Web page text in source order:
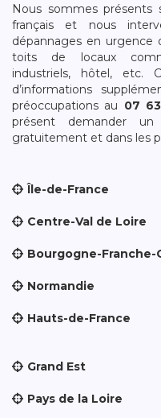
Nous sommes présents
français et nous
dépannages en urgence
toits de locaux
industriels, hôtel, etc.
d’informations
préoccupations au 07
présent demander
gratuitement et dans les
Île-de-France
Centre-Val de Loire
Bourgogne-Franche-
Normandie
Hauts-de-France
Grand Est
Pays de la Loire